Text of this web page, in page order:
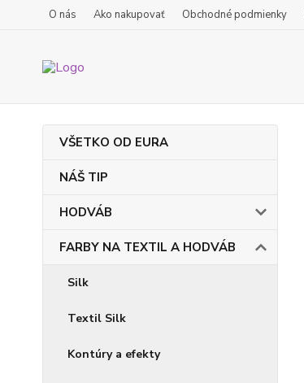
O nás Ako nakupovať Obchodné podmienky
VŠETKO OD EURA
NÁŠ TIP
HODVÁB
FARBY NA TEXTIL A HODVÁB
Silk
Textil Silk
Kontúry a efekty